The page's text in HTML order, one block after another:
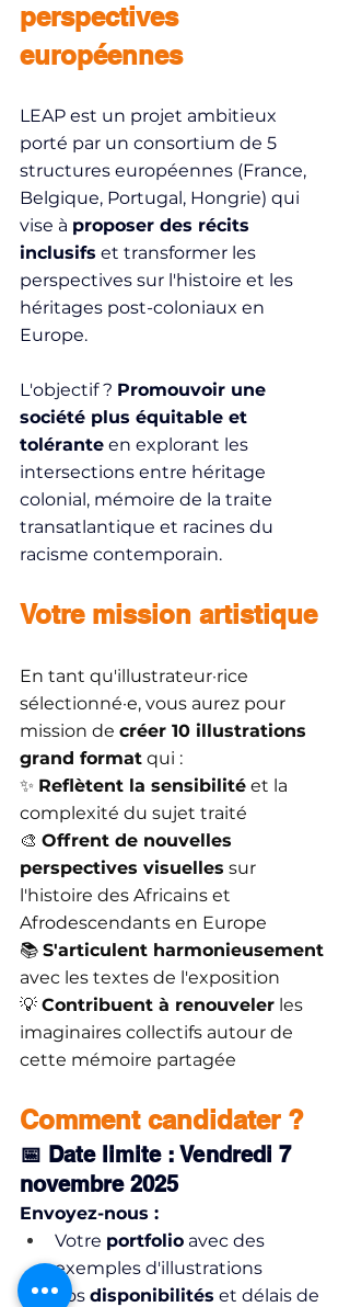
perspectives
européennes
LEAP est un projet ambitieux
porté par un consortium de 5
structures européennes (France,
Belgique, Portugal, Hongrie) qui
vise à proposer des récits
inclusifs et transformer les
perspectives sur l'histoire et les
héritages post-coloniaux en
Europe.
L'objectif ? Promouvoir une
société plus équitable et
tolérante en explorant les
intersections entre héritage
colonial, mémoire de la traite
transatlantique et racines du
racisme contemporain.
Votre mission artistique
En tant qu'illustrateur·rice
sélectionné·e, vous aurez pour
mission de créer 10 illustrations
grand format qui :
✨ Reflètent la sensibilité et la
complexité du sujet traité
🎨 Offrent de nouvelles
perspectives visuelles sur
l'histoire des Africains et
Afrodescendants en Europe
📚 S'articulent harmonieusement
avec les textes de l'exposition
💡 Contribuent à renouveler les
imaginaires collectifs autour de
cette mémoire partagée
Comment candidater ?
📅 Date limite : Vendredi 7
novembre 2025
Envoyez-nous :
Votre portfolio avec des
exemples d'illustrations
Vos disponibilités et délais de